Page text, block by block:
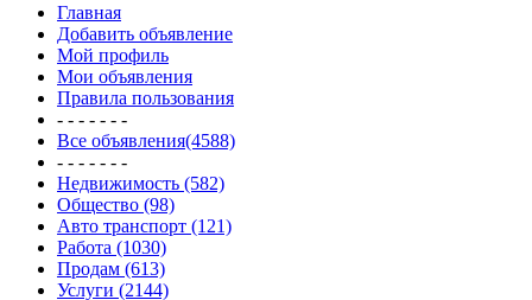
Главная
Добавить объявление
Мой профиль
Мои объявления
Правила пользования
- - - - - - -
Все объявления(4588)
- - - - - - -
Недвижимость (582)
Общество (98)
Авто транспорт (121)
Работа (1030)
Продам (613)
Услуги (2144)